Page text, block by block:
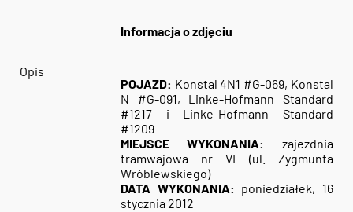
Informacja o zdjęciu
Opis
POJAZD: Konstal 4N1 #G-069, Konstal
N #G-091, Linke-Hofmann Standard
#1217 i Linke-Hofmann Standard
#1209
MIEJSCE WYKONANIA:
zajezdnia
tramwajowa nr VI (ul. Zygmunta
Wróblewskiego)
DATA WYKONANIA: poniedziałek, 16
stycznia 2012